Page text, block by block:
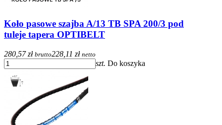
Koło pasowe szajba A/13 TB SPA 200/3 pod
tuleje tapera OPTIBELT
280,57 zł brutto228,11 zł netto
szt. Do koszyka